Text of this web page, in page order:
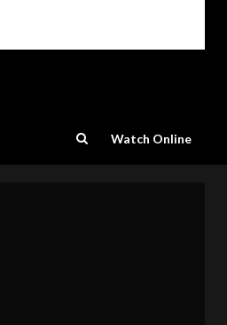
Watch Online